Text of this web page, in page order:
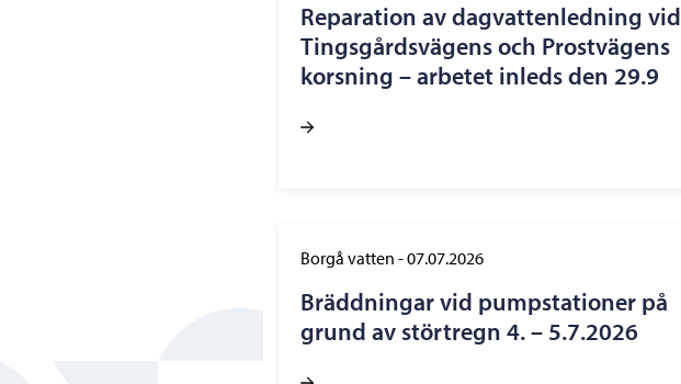
Reparation av dagvattenledning vid
Tingsgårdsvägens och Prostvägens
korsning – arbetet inleds den 29.9
Borgå vatten -07.07.2026
Bräddningar vid pumpstationer på
grund av störtregn 4. – 5.7.2026